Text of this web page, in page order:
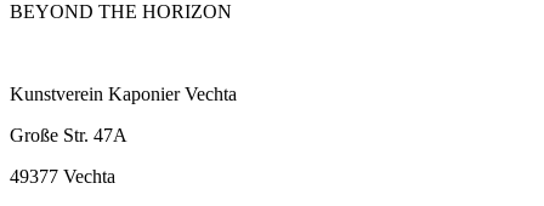
BEYOND THE HORIZON
Kunstverein Kaponier Vechta
Große Str. 47A
49377 Vechta